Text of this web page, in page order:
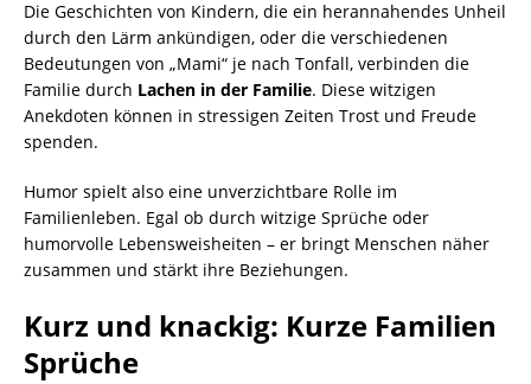
Die Geschichten von Kindern, die ein herannahendes Unheil
durch den Lärm ankündigen, oder die verschiedenen
Bedeutungen von „Mami“ je nach Tonfall, verbinden die
Familie durch Lachen in der Familie. Diese witzigen
Anekdoten können in stressigen Zeiten Trost und Freude
spenden.
Humor spielt also eine unverzichtbare Rolle im
Familienleben. Egal ob durch witzige Sprüche oder
humorvolle Lebensweisheiten – er bringt Menschen näher
zusammen und stärkt ihre Beziehungen.
Kurz und knackig: Kurze Familien
Sprüche